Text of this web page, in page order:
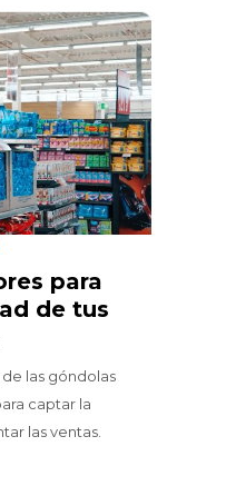
para
de tus
las góndolas
captar la
las ventas.